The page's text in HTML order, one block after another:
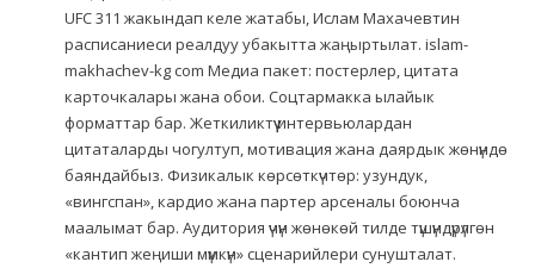
UFC 311 жакындап келе жатабы, Ислам Махачевтин
расписаниеси реалдуу убакытта жаңыртылат. islam-
makhachev-kg com Медиа пакет: постерлер, цитата
карточкалары жана обои. Соцтармакка ылайык
форматтар бар. Жеткиликтүү интервьюлардан
цитаталарды чогултуп, мотивация жана даярдык жөнүндө
баяндайбыз. Физикалык көрсөткүчтөр: узундук,
«вингспан», кардио жана партер арсеналы боюнча
маалымат бар. Аудитория үчүн жөнөкөй тилде түшүндүрүлгөн
«кантип жеңиши мүмкүн» сценарийлери сунушталат.